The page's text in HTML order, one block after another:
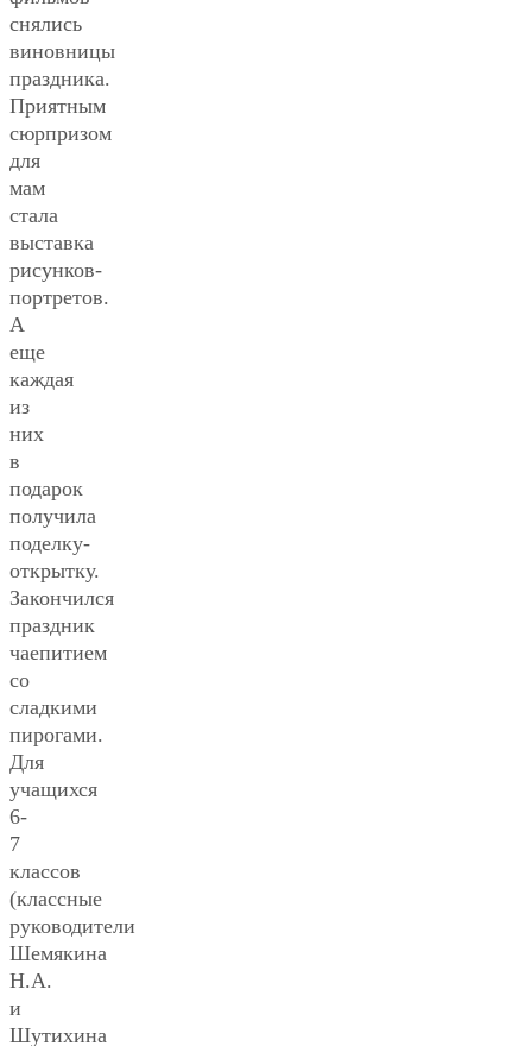
снялись
виновницы
праздника.
Приятным
сюрпризом
для
мам
стала
выставка
рисунков-
портретов.
А
еще
каждая
из
них
в
подарок
получила
поделку-
открытку.
Закончился
праздник
чаепитием
со
сладкими
пирогами.
Для
учащихся
6-
7
классов
(классные
руководители
Шемякина
Н.А.
и
Шутихина